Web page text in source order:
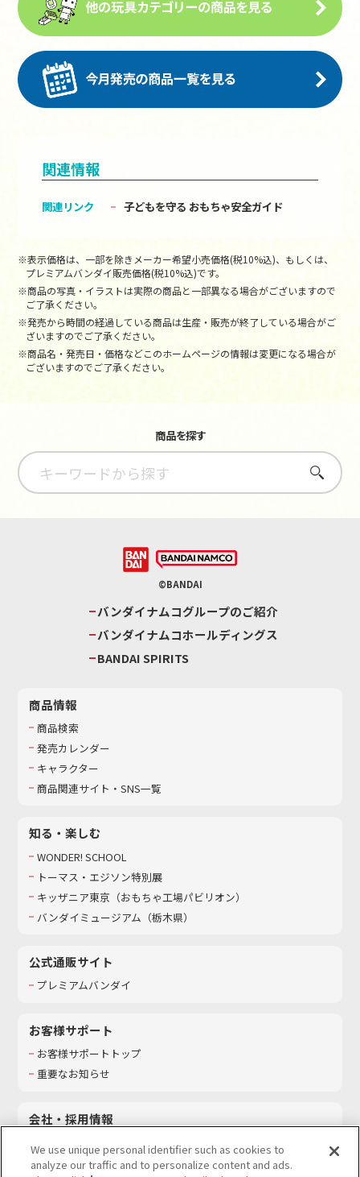
関連情報
関連リンク 子どもを守る おもちゃ安全ガイド
※表示価格は、一部を除きメーカー希望小売価格(税10%込)、もしくは、
プレミアムバンダイ販売価格(税10%込)です。
※商品の写真・イラストは実際の商品と一部異なる場合がございますので
ご了承ください。
※発売から時間の経過している商品は生産・販売が終了している場合がご
ざいますのでご了承ください。
※商品名・発売日・価格などこのホームページの情報は変更になる場合が
ございますのでご了承ください。
商品を探す
さがす
©BANDAI
バンダイナムコグループのご紹介
バンダイナムコホールディングス
BANDAI SPIRITS
商品情報
商品検索
発売カレンダー
キャラクター
商品関連サイト・SNS一覧
知る・楽しむ
WONDER! SCHOOL
トーマス・エジソン特別展
キッザニア東京（おもちゃ工場パビリオン）​
バンダイミュージアム（栃木県）
公式通販サイト
プレミアムバンダイ
お客様サポート
お客様サポートトップ
重要なお知らせ
会社・採用情報
採用情報
We use unique personal identifier such as cookies to
analyze our traffic and to personalize content and ads.